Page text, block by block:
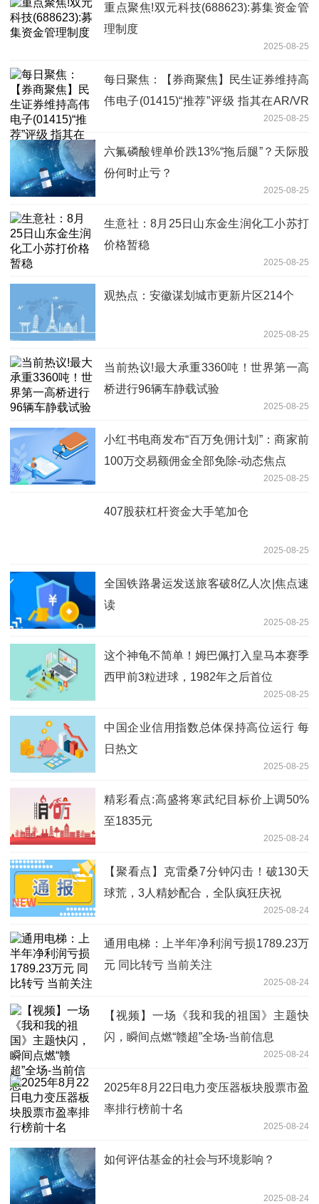
重点聚焦!双元科技(688623):募集资金管
理制度
2025-08-25
每日聚焦：【券商聚焦】民生证券维持高
伟电子(01415)“推荐”评级 指其在AR/VR
2025-08-25
六氟磷酸锂单价跌13%“拖后腿”？天际股
份何时止亏？
2025-08-25
生意社：8月25日山东金生润化工小苏打
价格暂稳
2025-08-25
观热点：安徽谋划城市更新片区214个
2025-08-25
当前热议!最大承重3360吨！世界第一高
桥进行96辆车静载试验
2025-08-25
小红书电商发布“百万免佣计划”：商家前
100万交易额佣金全部免除-动态焦点
2025-08-25
407股获杠杆资金大手笔加仓
2025-08-25
全国铁路暑运发送旅客破8亿人次|焦点速
读
2025-08-25
这个神龟不简单！姆巴佩打入皇马本赛季
西甲前3粒进球，1982年之后首位
2025-08-25
中国企业信用指数总体保持高位运行 每
日热文
2025-08-25
精彩看点:高盛将寒武纪目标价上调50%
至1835元
2025-08-24
【聚看点】克雷桑7分钟闪击！破130天
球荒，3人精妙配合，全队疯狂庆祝
2025-08-24
通用电梯：上半年净利润亏损1789.23万
元 同比转亏 当前关注
2025-08-24
【视频】一场《我和我的祖国》主题快
闪，瞬间点燃“赣超”全场-当前信息
2025-08-24
2025年8月22日电力变压器板块股票市盈
率排行榜前十名
2025-08-24
如何评估基金的社会与环境影响？
2025-08-24